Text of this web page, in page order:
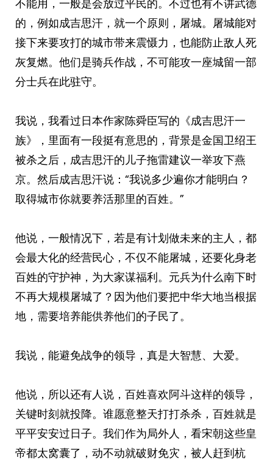
不能用，一般是会放过平民的。不过也有不讲武德
的，例如成吉思汗，就一个原则，屠城。屠城能对
接下来要攻打的城市带来震慑力，也能防止敌人死
灰复燃。他们是骑兵作战，不可能攻一座城留一部
分士兵在此驻守。
我说，我看过日本作家陈舜臣写的《成吉思汗一
族》，里面有一段挺有意思的，背景是金国卫绍王
被杀之后，成吉思汗的儿子拖雷建议一举攻下燕
京。然后成吉思汗说：“我说多少遍你才能明白？
取得城市你就要养活那里的百姓。”
他说，一般情况下，若是有计划做未来的主人，都
会最大化的经营民心，不仅不能屠城，还要化身老
百姓的守护神，为大家谋福利。元兵为什么南下时
不再大规模屠城了？因为他们要把中华大地当根据
地，需要培养能供养他们的子民了。
我说，能避免战争的领导，真是大智慧、大爱。
他说，所以还有人说，百姓喜欢阿斗这样的领导，
关键时刻就投降。谁愿意整天打打杀杀，百姓就是
平平安安过日子。我们作为局外人，看宋朝这些皇
帝都太窝囊了，动不动就破财免灾，被人赶到杭